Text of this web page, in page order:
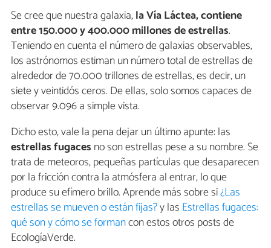
Se cree que nuestra galaxia,la Vía Láctea, contiene
entre 150.000 y 400.000 millones de estrellas.
Teniendo en cuenta el número de galaxias observables,
los astrónomos estiman un número total de estrellas de
alrededor de 70.000 trillones de estrellas, es decir, un
siete y veintidós ceros. De ellas, solo somos capaces de
observar 9.096 a simple vista.
Dicho esto, vale la pena dejar un último apunte: las
estrellas fugaces no son estrellas pese a su nombre. Se
trata de meteoros, pequeñas partículas que desaparecen
por la fricción contra la atmósfera al entrar, lo que
produce su efímero brillo. Aprende más sobre si¿Las
estrellas se mueven o están fijas?y las Estrellas fugaces:
qué son y cómo se formancon estos otros posts de
EcologíaVerde.